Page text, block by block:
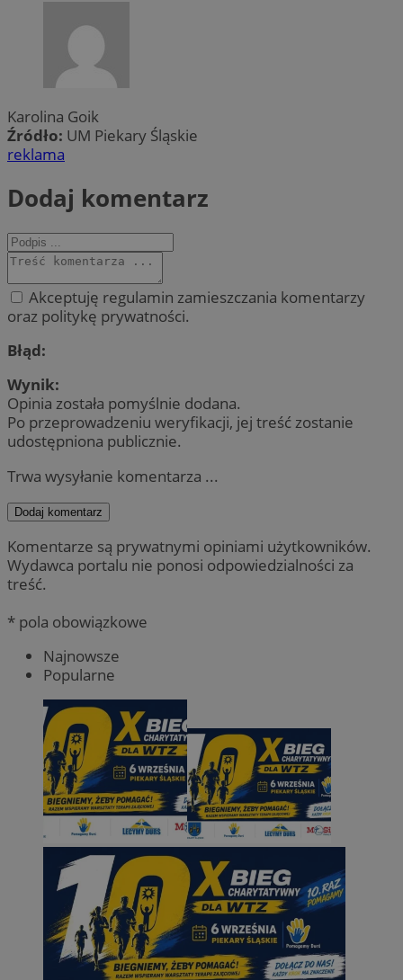
Karolina Goik
Źródło: UM Piekary Śląskie
reklama
Dodaj komentarz
Akceptuję regulamin zamieszczania komentarzy
oraz politykę prywatności.
Błąd:
Wynik:
Opinia została pomyślnie dodana.
Po przeprowadzeniu weryfikacji, jej treść zostanie
udostępniona publicznie.
Trwa wysyłanie komentarza ...
Dodaj komentarz
Komentarze są prywatnymi opiniami użytkowników.
Wydawca portalu nie ponosi odpowiedzialności za
treść.
* pola obowiązkowe
Najnowsze
Popularne